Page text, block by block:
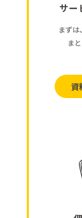
サー
まず
ま
資